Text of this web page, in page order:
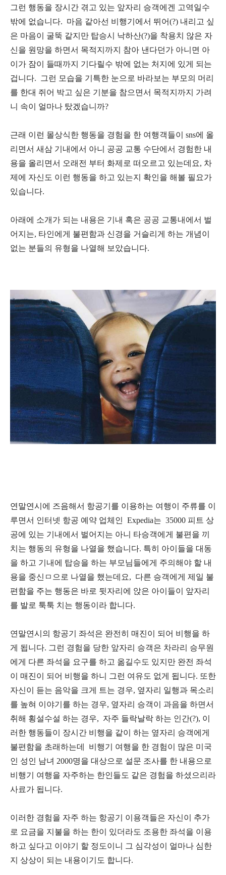
그런 행동을 장시간 겪고 있는 앞자리 승객에겐 고역일수
밖에 없습니다. 마음 같아선 비행기에서 뛰어(?) 내리고 싶
은 마음이 굴뚝 같지만 탑승시 낙하산(?)을 착용치 않은 자
신을 원망을 하면서 목적지까지 참아 낸다던가 아니면 아
이가 잠이 들때까지 기다릴수 밖에 없는 처지에 있게 되는
겁니다. 그런 모습을 기특한 눈으로 바라보는 부모의 머리
를 한대 쥐어 박고 싶은 기분을 참으면서 목적지까지 가려
니 속이 얼마나 탔겠습니까?
근래 이런 몰상식한 행동을 경험을 한 여행객들이 sns에 올
리면서 새삼 기내에서 아니 공공 교통 수단에서 경험한 내
용을 올리면서 오래전 부터 화제로 떠오르고 있는데요, 차
제에 자신도 이런 행동을 하고 있는지 확인을 해볼 필요가
있습니다.
아래에 소개가 되는 내용은 기내 혹은 공공 교통내에서 벌
어지는, 타인에게 불편함과 신경을 거슬리게 하는 개념이
없는 분들의 유형을 나열해 보았습니다.
연말연시에 즈음해서 항공기를 이용하는 여행이 주류를 이
루면서 인터넷 항공 예약 업체인 Expedia는 35000 피트 상
공에 있는 기내에서 벌어지는 아니 타승객에게 불편을 끼
치는 행동의 유형을 나열을 했습니다. 특히 아이들을 대동
을 하고 기내에 탑승을 하는 부모님들에게 주의해야 할 내
용을 중신ㅁ으로 나열을 했는데요, 다른 승객에게 제일 불
편함을 주는 행동은 바로 뒷자리에 앉은 아이들이 앞자리
를 발로 툭툭 치는 행동이라 합니다.
연말연시의 항공기 좌석은 완전히 매진이 되어 비행을 하
게 됩니다. 그런 경험을 당한 앞자리 승객은 차라리 승무원
에게 다른 좌석을 요구를 하고 옮길수도 있지만 완전 좌석
이 매진이 되어 비행을 하니 그런 여유도 없게 됩니다. 또한
자신이 듣는 음악을 크게 트는 경우, 옆자리 일행과 목소리
를 높혀 이야기를 하는 경우, 옆자리 승객이 과음을 하면서
취해 횡설수설 하는 경우, 자주 들락날락 하는 인간(?), 이
러한 행동들이 장시간 비행을 같이 하는 옆자리 승객에게
불편함을 초래하는데 비행기 여행을 한 경험이 많은 미국
인 성인 남녀 2000명을 대상으로 설문 조사를 한 내용으로
비행기 여행을 자주하는 한인들도 같은 경험을 하셨으리라
사료가 됩니다.
이러한 경험을 자주 하는 항공기 이용객들은 자신이 추가
로 요금을 지불을 하는 한이 있더라도 조용한 좌석을 이용
하고 싶다고 이야기 할 정도이니 그 심각성이 얼마나 심한
지 상상이 되는 내용이기도 합니다.